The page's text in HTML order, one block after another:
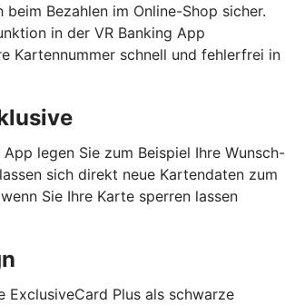
beim Bezahlen im Online-Shop sicher.
in der VR Banking App
Kartennummer schnell und fehlerfrei in
App legen Sie zum Beispiel Ihre Wunsch-
sich direkt neue Kartendaten zum
Sie Ihre Karte sperren lassen
ExclusiveCard Plus als schwarze